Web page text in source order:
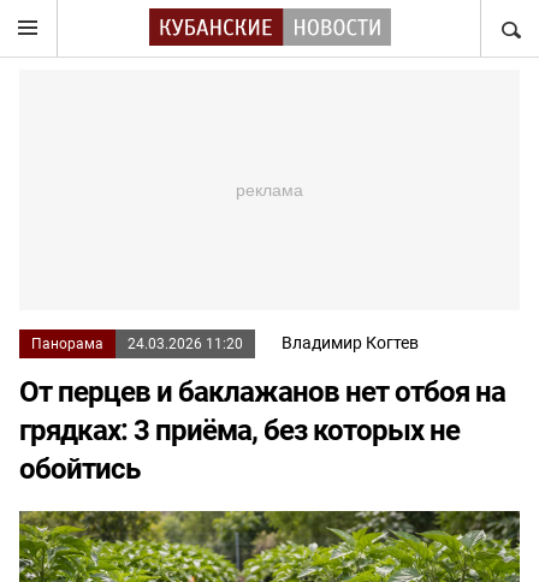
Панорама 24.03.2026 11:20 Владимир Когтев
От перцев и баклажанов нет отбоя на
грядках: 3 приёма, без которых не
обойтись